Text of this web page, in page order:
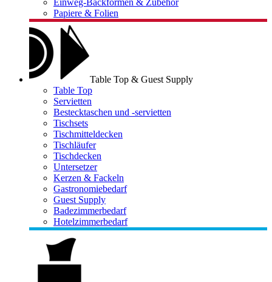
Einweg-Backformen & Zubehör
Papiere & Folien
Table Top & Guest Supply
Table Top
Servietten
Bestecktaschen und -servietten
Tischsets
Tischmitteldecken
Tischläufer
Tischdecken
Untersetzer
Kerzen & Fackeln
Gastronomiebedarf
Guest Supply
Badezimmerbedarf
Hotelzimmerbedarf